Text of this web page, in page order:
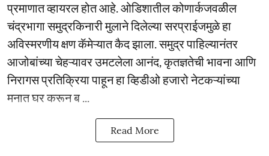
प्रमाणात व्हायरल होत आहे. ओडिशातील कोणार्कजवळील
चंद्रभागा समुद्रकिनारी मुलाने दिलेल्या सरप्राईजमुळे हा
अविस्मरणीय क्षण कॅमेऱ्यात कैद झाला. समुद्र पाहिल्यानंतर
आजोबांच्या चेहऱ्यावर उमटलेला आनंद, कृतज्ञतेची भावना आणि
निरागस प्रतिक्रिया पाहून हा व्हिडीओ हजारो नेटकऱ्यांच्या
मनात घर करून ब ...
Read More